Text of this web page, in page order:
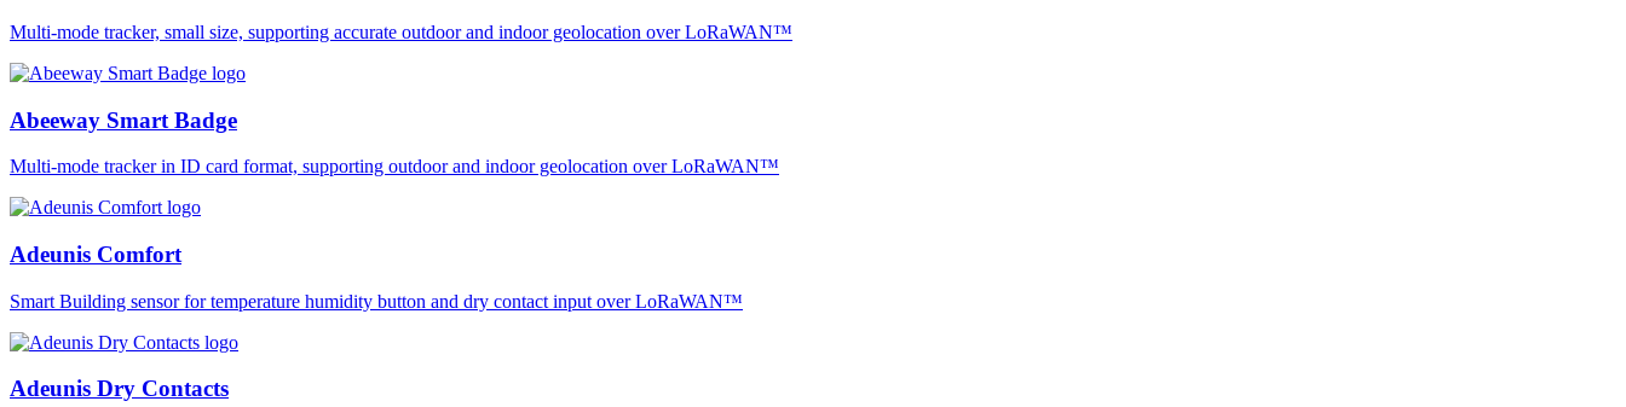
Multi-mode tracker, small size, supporting accurate outdoor and indoor geolocation over LoRaWAN™
Abeeway Smart Badge
Multi-mode tracker in ID card format, supporting outdoor and indoor geolocation over LoRaWAN™
Adeunis Comfort
Smart Building sensor for temperature humidity button and dry contact input over LoRaWAN™
Adeunis Dry Contacts